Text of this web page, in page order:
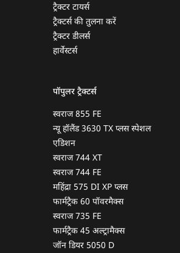
ट्रैक्टर टायर्स
ट्रैक्टर्स की तुलना करें
ट्रैक्टर डीलर्स
हार्वेस्टर्स
पॉपुलर ट्रैक्टर्स
स्वराज 855 FE
न्यू हॉलैंड 3630 TX प्लस स्पेशल
एडिशन
स्वराज 744 XT
स्वराज 744 FE
महिंद्रा 575 DI XP प्लस
फार्मट्रैक 60 पॉवरमैक्स
स्वराज 735 FE
फार्मट्रैक 45 अल्ट्रामैक्स
जॉन डियर 5050 D